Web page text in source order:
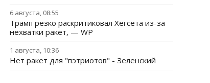
6 августа, 08:55
Трамп резко раскритиковал Хегсета из-за
нехватки ракет, — WP
1 августа, 10:36
Нет ракет для "пэтриотов" - Зеленский